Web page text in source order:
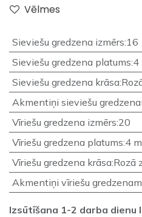
Vēlmes
Sieviešu gredzena izmērs:16
Sieviešu gredzena platums:4
Sieviešu gredzena krāsa:
Akmentiņi sieviešu
Vīriešu gredzena izmērs:20
Vīriešu gredzena platums:4
Vīriešu gredzena krāsa:Rozā
Akmentiņi vīriešu gredzenam
Izsūtīšana 1-2 darba dienu